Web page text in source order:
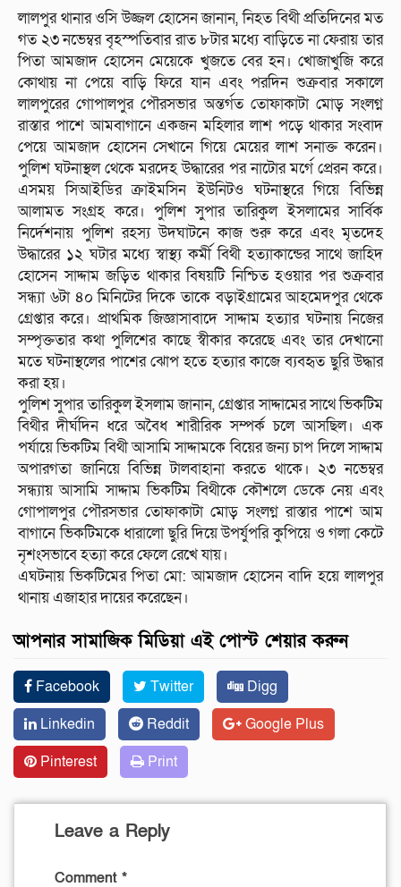
লালপুর থানার ওসি উজ্জল হোসেন জানান, নিহত বিথী প্রতিদিনের মত
গত ২৩ নভেম্বর বৃহস্পতিবার রাত ৮টার মধ্যে বাড়িতে না ফেরায় তার
পিতা আমজাদ হোসেন মেয়েকে খুজতে বের হন। খোজাখুজি করে
কোথায় না পেয়ে বাড়ি ফিরে যান এবং পরদিন শুক্রবার সকালে
লালপুরের গোপালপুর পৌরসভার অন্তর্গত তোফাকাটা মোড় সংলগ্ন
রাস্তার পাশে আমবাগানে একজন মহিলার লাশ পড়ে থাকার সংবাদ
পেয়ে আমজাদ হোসেন সেখানে গিয়ে মেয়ের লাশ সনাক্ত করেন।
পুলিশ ঘটনাস্থল থেকে মরদেহ উদ্ধারের পর নাটোর মর্গে প্রেরন করে।
এসময় সিআইডির ক্রাইমসিন ইউনিটও ঘটনাস্থরে গিয়ে বিভিন্ন
আলামত সংগ্রহ করে। পুলিশ সুপার তারিকুল ইসলামের সার্বিক
নির্দেশনায় পুলিশ রহস্য উদঘাটনে কাজ শুরু করে এবং মৃতদেহ
উদ্ধারের ১২ ঘটার মধ্যে স্বাস্থ্য কর্মী বিথী হত্যাকান্ডের সাথে জাহিদ
হোসেন সাদ্দাম জড়িত থাকার বিষয়টি নিশ্চিত হওয়ার পর শুক্রবার
সন্ধ্যা ৬টা ৪০ মিনিটের দিকে তাকে বড়াইগ্রামের আহমেদপুর থেকে
গ্রেপ্তার করে। প্রাথমিক জিজ্ঞাসাবাদে সাদ্দাম হত্যার ঘটনায় নিজের
সম্পৃক্ততার কথা পুলিশের কাছে স্বীকার করেছে এবং তার দেখানো
মতে ঘটনাস্থলের পাশের ঝোপ হতে হত্যার কাজে ব্যবহৃত ছুরি উদ্ধার
করা হয়।
পুলিশ সুপার তারিকুল ইসলাম জানান, গ্রেপ্তার সাদ্দামের সাথে ভিকটিম
বিথীর দীর্ঘদিন ধরে অবৈধ শারীরিক সম্পর্ক চলে আসছিল। এক
পর্যায়ে ভিকটিম বিথী আসামি সাদ্দামকে বিয়ের জন্য চাপ দিলে সাদ্দাম
অপারগতা জানিয়ে বিভিন্ন টালবাহানা করতে থাকে। ২৩ নভেম্বর
সন্ধ্যায় আসামি সাদ্দাম ভিকটিম বিথীকে কৌশলে ডেকে নেয় এবং
গোপালপুর পৌরসভার তোফাকাটা মোড় সংলগ্ন রাস্তার পাশে আম
বাগানে ভিকটিমকে ধারালো ছুরি দিয়ে উপর্যুপরি কুপিয়ে ও গলা কেটে
নৃশংসভাবে হত্যা করে ফেলে রেখে যায়।
এঘটনায় ভিকটিমের পিতা মো: আমজাদ হোসেন বাদি হয়ে লালপুর
থানায় এজাহার দায়ের করেছেন।
আপনার সামাজিক মিডিয়া এই পোস্ট শেয়ার করুন
Facebook Twitter
Digg
Linkedin
Reddit
Google Plus
Pinterest
Print
Leave a Reply
Comment *